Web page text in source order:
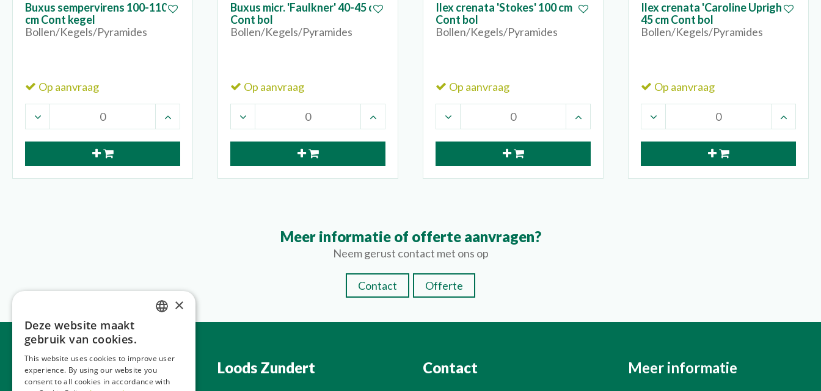
Buxus sempervirens 100-110
cm Cont kegel
Bollen/Kegels/Pyramides
Op aanvraag
Buxus micr. 'Faulkner' 40-45 cm
Cont bol
Bollen/Kegels/Pyramides
Op aanvraag
Ilex crenata 'Stokes' 100 cm
Cont bol
Bollen/Kegels/Pyramides
Op aanvraag
Ilex crenata 'Caroline Upright'
45 cm Cont bol
Bollen/Kegels/Pyramides
Op aanvraag
Meer informatie of offerte aanvragen?
Neem gerust contact met ons op
Contact Offerte
Hoofdkantoor Loods Zundert Contact
×
Deze website maakt
gebruik van cookies.
This website uses cookies to improve user
experience. By using our website you
consent to all cookies in accordance with